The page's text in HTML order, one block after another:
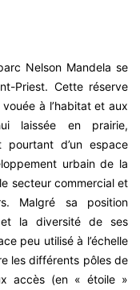
Nelson Mandela se
Priest. Cette réserve
à l’habitat et aux
laissée en prairie,
pourtant d’un espace
urbain de la
secteur commercial et
Malgré sa position
et la diversité de ses
peu utilisé à l’échelle
les différents pôles de
accès (en « étoile »